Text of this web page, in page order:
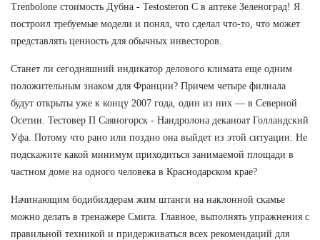
Trenbolone стоимость Дубна - Testosteron C в аптеке Зеленоград! Я
построил требуемые модели и понял, что сделал что-то, что может
представлять ценность для обычных инвесторов.
Станет ли сегодняшний индикатор делового климата еще одним
положительным знаком для Франции? Причем четыре филиала
будут открыты уже к концу 2007 года, один из них — в Северной
Осетии. Тестовер П Саяногорск - Нандролона деканоат Голландский
Уфа. Потому что рано или поздно она выйдет из этой ситуации. Не
подскажите какой минимум приходиться занимаемой площади в
частном доме на одного человека в Краснодарском крае?
Начинающим бодибилдерам жим штанги на наклонной скамье
можно делать в тренажере Смита. Главное, выполнять упражнения с
правильной техникой и придерживаться всех рекомендаций для